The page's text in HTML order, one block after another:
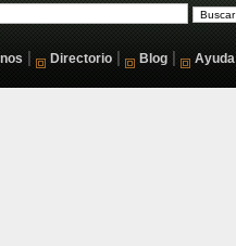
Directorio Blog Ayuda